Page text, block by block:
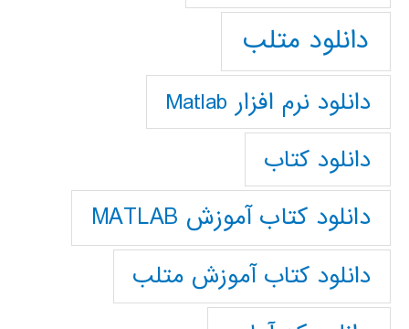
دانلود متلب
دانلود نرم افزار Matlab
دانلود کتاب
دانلود کتاب آموزش MATLAB
دانلود کتاب آموزش متلب